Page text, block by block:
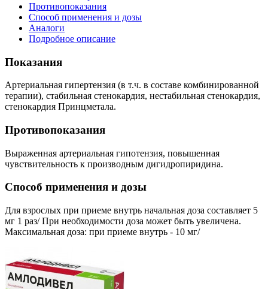
Противопоказания
Способ применения и дозы
Аналоги
Подробное описание
Показания
Артериальная гипертензия (в т.ч. в составе комбинированной
терапии), стабильная стенокардия, нестабильная стенокардия,
стенокардия Принцметала.
Противопоказания
Выраженная артериальная гипотензия, повышенная
чувствительность к производным дигидропиридина.
Способ применения и дозы
Для взрослых при приеме внутрь начальная доза составляет 5
мг 1 раз/ При необходимости доза может быть увеличена.
Максимальная доза: при приеме внутрь - 10 мг/